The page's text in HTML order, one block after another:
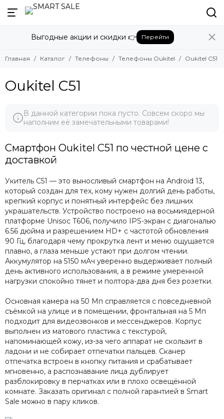
Назад
Телефоны
Телефоны Apple
Телефоны Honor
Телефоны OnePlus
Телефоны Oppo
Назад
Телефоны Oukitel
Oukitel C57 Pro
Oukitel C59 Pro
Oukitel WP32 Pro
Oukitel C51
Телефоны Poco
Телефоны Realme
Телефоны Tecno
Телефоны Xiaomi
Выгодные акции и скидки 👉 Перейти
Главная Каталог Телефоны Телефоны Oukitel Oukitel C51
Oukitel C51
В данной категории пока пусто. Совсем скоро мы
наполним её замечательными товарами!
Смартфон Oukitel C51 по честной цене с
доставкой
Укитель С51 — это выносливый смартфон на Android 13,
который создан для тех, кому нужен долгий день работы,
крепкий корпус и понятный интерфейс без лишних
украшательств. Устройство построено на восьмиядерной
платформе Unisoc T606, получило IPS-экран с диагональю
6.56 дюйма и разрешением HD+ с частотой обновления
90 Гц, благодаря чему прокрутка лент и меню ощущается
плавно, а глаза меньше устают при долгом чтении.
Аккумулятор на 5150 мАч уверенно выдерживает полный
день активного использования, а в режиме умеренной
нагрузки спокойно тянет и полтора-два дня без розетки.
Основная камера на 50 Мп справляется с повседневной
съёмкой на улице и в помещении, фронтальная на 5 Мп
подходит для видеозвонков и мессенджеров. Корпус
выполнен из матового пластика с текстурой,
напоминающей кожу, из-за чего аппарат не скользит в
ладони и не собирает отпечатки пальцев. Сканер
отпечатка встроен в кнопку питания и срабатывает
мгновенно, а распознавание лица дублирует
разблокировку в перчатках или в плохо освещённой
комнате. Заказать оригинал с полной гарантией в Smart
Sale можно в пару кликов.